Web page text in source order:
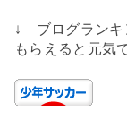
↓ ブログランキ
もらえると元気